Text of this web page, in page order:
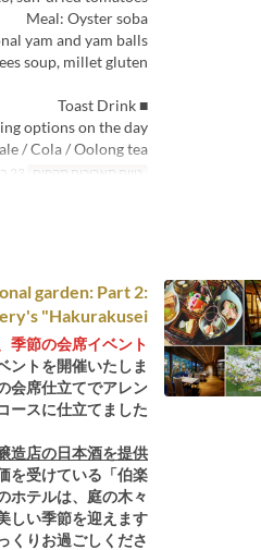
Meal: Oyster soba
yam and yam balls
soup, millet gluten
■ Toast Drink
options on the day:
/ Cola / Oolong tea
טווח תאריכים תקפים
garden: Part 2:
"Hakurakusei"
季節の会席イベント
ントを開催いたしま
会席仕立てでアレン
スに仕立てました。
造店の日本酒を提供
を受けている「伯楽
ホテルは、庭の木々
い季節を迎えます。
くりお過ごしくださ